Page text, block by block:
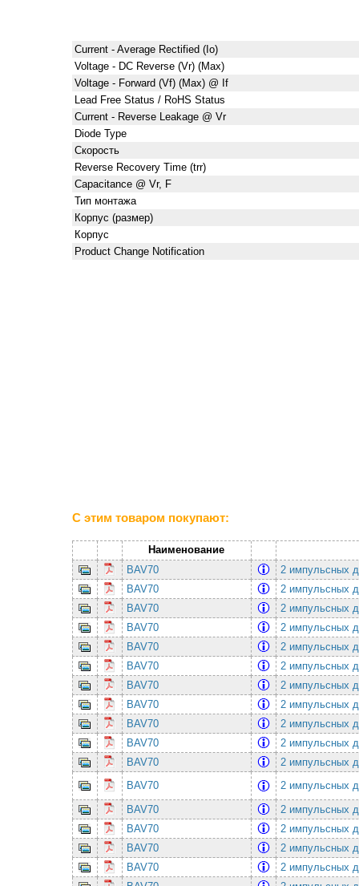
Current - Average Rectified (Io)
Voltage - DC Reverse (Vr) (Max)
Voltage - Forward (Vf) (Max) @ If
Lead Free Status / RoHS Status
Current - Reverse Leakage @ Vr
Diode Type
Скорость
Reverse Recovery Time (trr)
Capacitance @ Vr, F
Тип монтажа
Корпус (размер)
Корпус
Product Change Notification
С этим товаром покупают:
Наименование
BAV70
2 импульсных
BAV70
2 импульсных
BAV70
2 импульсных
BAV70
2 импульсных
BAV70
2 импульсных
BAV70
2 импульсных
BAV70
2 импульсных
BAV70
2 импульсных
BAV70
2 импульсных
BAV70
2 импульсных
BAV70
2 импульсных
BAV70
2 импульсных
BAV70
2 импульсных
BAV70
2 импульсных
BAV70
2 импульсных
BAV70
2 импульсных